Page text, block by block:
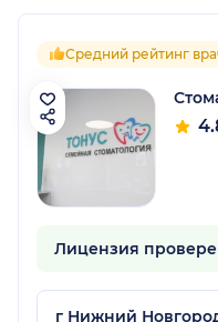
Средний рейтинг
Лицензия
г Нижний